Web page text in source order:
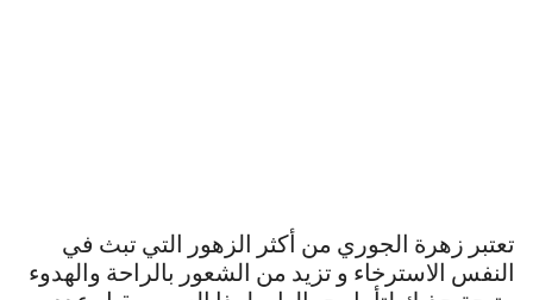
تعتبر زهرة الجوري من أكثر الزهور التي تبث في
النفس الاسترخاء و تزيد من الشعور بالراحة والهدوء